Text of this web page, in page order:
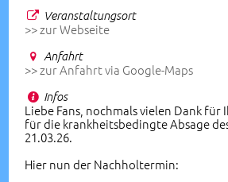
Veranstaltungsort
>> zur Webseite
Anfahrt
>> zur Anfahrt via Google-Maps
Infos
Liebe Fans, nochmals vielen Dank für
für die krankheitsbedingte Absage
21.03.26.
Hier nun der Nachholtermin: